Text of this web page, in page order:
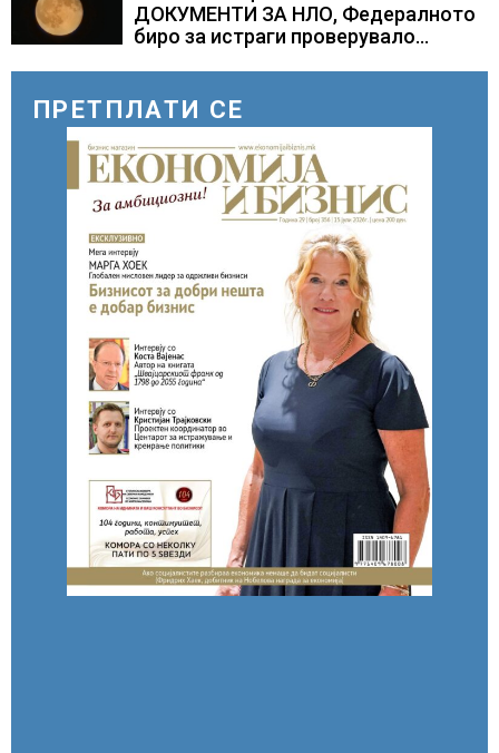
ДОКУМЕНТИ ЗА НЛО, Федералното
биро за истраги проверувало
ПРЕТПЛАТИ СЕ